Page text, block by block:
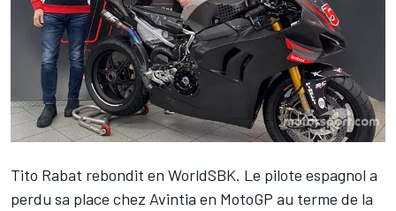
Tito Rabat rebondit en WorldSBK. Le pilote espagnol a
perdu sa place chez Avintia en MotoGP au terme de la